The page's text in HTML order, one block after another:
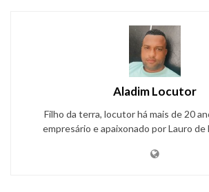
Aladim Locutor
Filho da terra, locutor há mais de 20
empresário e apaixonado por Lauro de